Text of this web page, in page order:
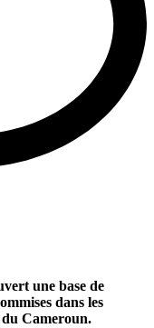
une base de
dans les
Cameroun.